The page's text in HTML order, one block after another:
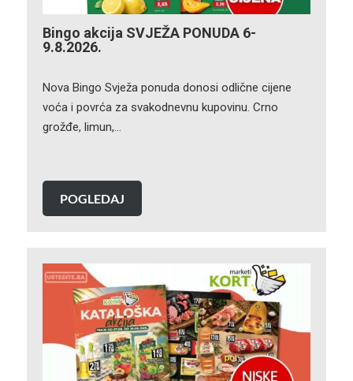
Bingo akcija SVJEŽA PONUDA 6-
9.8.2026.
Nova Bingo Svježa ponuda donosi odlične cijene
voća i povrća za svakodnevnu kupovinu. Crno
grožđe, limun,…
POGLEDAJ